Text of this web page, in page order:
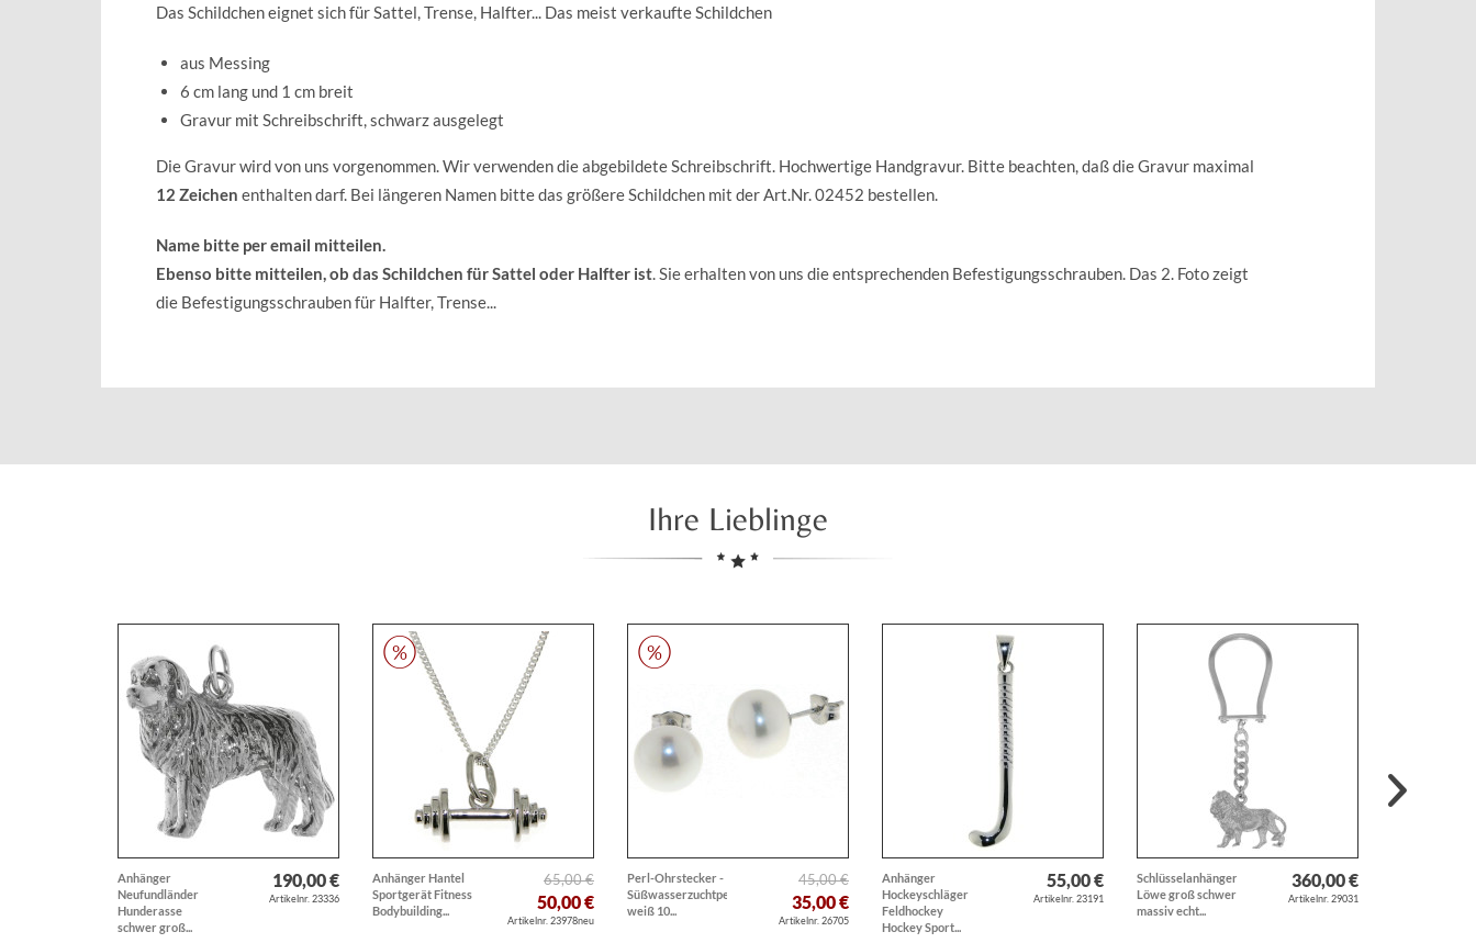
Das Schildchen eignet sich für Sattel, Trense, Halfter... Das meist verkaufte Schildchen
aus Messing
6 cm lang und 1 cm breit
Gravur mit Schreibschrift, schwarz ausgelegt
Die Gravur wird von uns vorgenommen. Wir verwenden die abgebildete Schreibschrift. Hochwertige Handgravur. Bitte beachten, daß die Gravur maximal
12 Zeichen enthalten darf. Bei längeren Namen bitte das größere Schildchen mit der Art.Nr. 02452 bestellen.
Name bitte per email mitteilen.
Ebenso bitte mitteilen, ob das Schildchen für Sattel oder Halfter ist . Sie erhalten von uns die entsprechenden Befestigungsschrauben. Das 2. Foto zeigt
die Befestigungsschrauben für Halfter, Trense...
Ihre Lieblinge
Anhänger
Neufundländer
Hunderasse
schwer groß...
190,00 €
Artikelnr. 23336
Anhänger Hantel
Sportgerät Fitness
Bodybuilding...
65,00 €
50,00 €
Artikelnr. 23978neu
Perl-Ohrstecker -
Süßwasserzuchtperlen
weiß 10...
45,00 €
35,00 €
Artikelnr. 26705
Anhänger
Hockeyschläger
Feldhockey
Hockey Sport...
55,00 €
Artikelnr. 23191
Schlüsselanhänger
Löwe groß schwer
massiv echt...
360,00 €
Artikelnr. 29031